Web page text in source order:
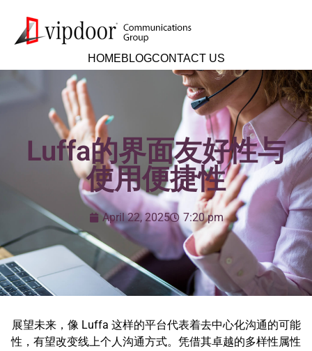
HOMEBLOGCONTACT US
Luffa的界面友好性与
使用便捷性
April 22, 2025 7:20 pm
展望未来，像 Luffa 这样的平台代表着去中心化沟通的可能
性，有望改变线上个人沟通方式。凭借其卓越的多样性属性